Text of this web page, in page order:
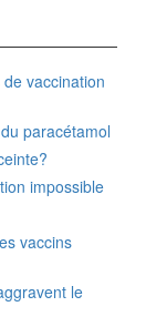
vaccination
paracétamol
impossible
vaccins
le